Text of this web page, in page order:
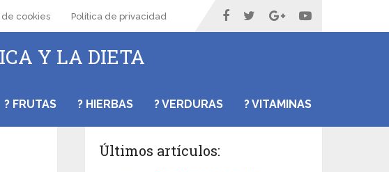
de cookies Política de privacidad
Y LA DIETA
? FRUTAS ? HIERBAS ? VERDURAS ? VITAMINAS
Últimos artículos: